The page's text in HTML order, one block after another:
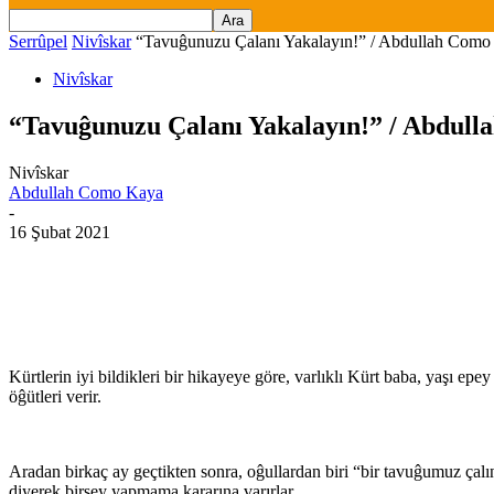
Serrûpel Nivîskar “Tavuĝunuzu Çalanı Yakalayın!” / Abdullah
Nivîskar
“Tavuĝunuzu Çalanı Yakalayın!” /
Nivîskar
Abdullah Como Kaya
-
16 Şubat 2021
Kürtlerin iyi bildikleri bir hikayeye göre, varlıklı Kürt baba, yaşı
öĝütleri verir.
Aradan birkaç ay geçtikten sonra, oĝullardan biri “bir tavuĝumuz